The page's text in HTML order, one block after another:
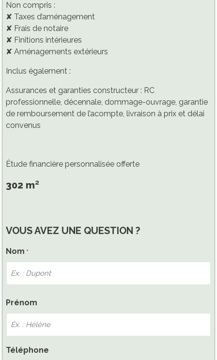
Non compris :
✘ Taxes d’aménagement
✘ Frais de notaire
✘ Finitions intérieures
✘ Aménagements extérieurs
Inclus également :
Assurances et garanties constructeur : RC
professionnelle, décennale, dommage-ouvrage, garantie
de remboursement de l’acompte, livraison à prix et délai
convenus
Étude financière personnalisée offerte
302 m²
VOUS AVEZ UNE QUESTION ?
Nom *
Prénom
Téléphone